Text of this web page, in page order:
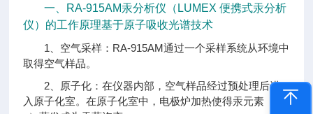
一、RA-915AM汞分析仪（LUMEX 便携式汞分析
仪）的工作原理基于原子吸收光谱技术
1、空气采样：RA-915AM通过一个采样系统从环境中
取得空气样品。
2、原子化：在仪器内部，空气样品经过预处理后进
入原子化室。在原子化室中，电极炉加热使得汞元素（H